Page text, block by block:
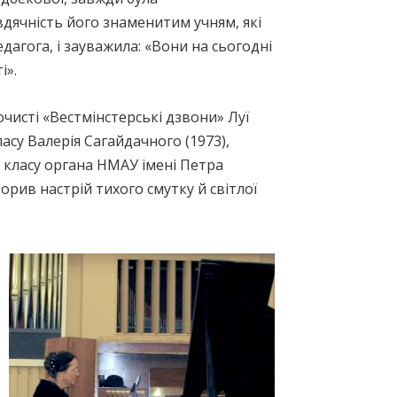
його знаменитим учням, які
і зауважила: «Вони на сьогодні
«Вестмінстерські дзвони» Луї
Валерія Сагайдачного (1973),
органа НМАУ імені Петра
настрій тихого смутку й світлої